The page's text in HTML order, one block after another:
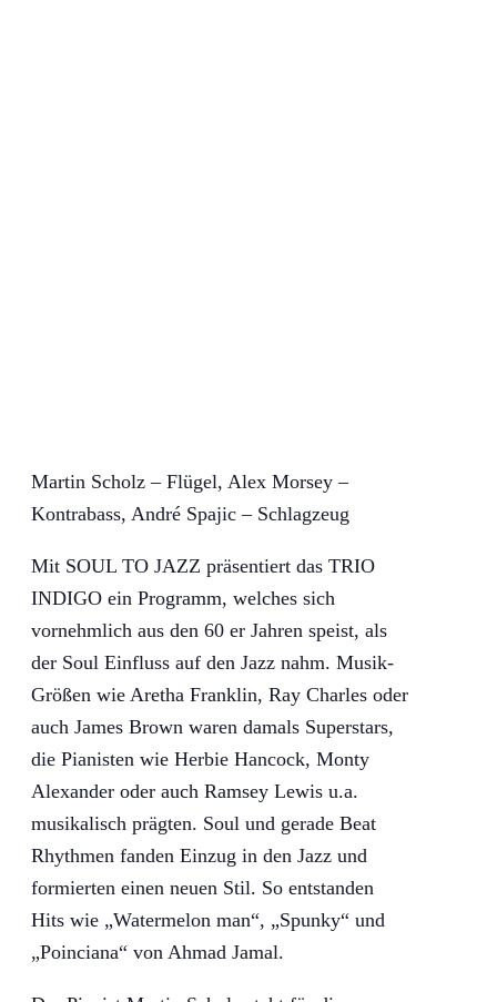
Martin Scholz – Flügel, Alex Morsey –
Kontrabass, André Spajic – Schlagzeug
Mit SOUL TO JAZZ präsentiert das TRIO
INDIGO ein Programm, welches sich
vornehmlich aus den 60 er Jahren speist, als
der Soul Einfluss auf den Jazz nahm. Musik-
Größen wie Aretha Franklin, Ray Charles oder
auch James Brown waren damals Superstars,
die Pianisten wie Herbie Hancock, Monty
Alexander oder auch Ramsey Lewis u.a.
musikalisch prägten. Soul und gerade Beat
Rhythmen fanden Einzug in den Jazz und
formierten einen neuen Stil. So entstanden
Hits wie „Watermelon man“, „Spunky“ und
„Poinciana“ von Ahmad Jamal.